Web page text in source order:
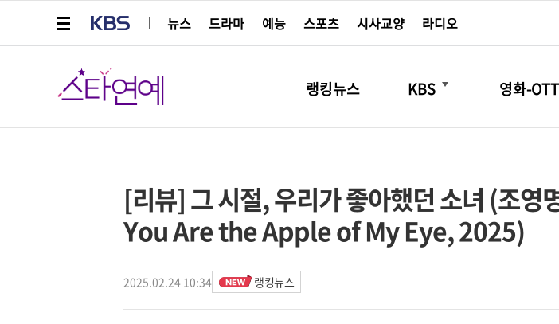
뉴스
드라마 예능 스포츠 시사교양 라디오
스타연예
랭킹뉴스 KBS
더보기
영화-OTT
더보기
[리뷰] 그 시절, 우리가 좋아했던 소녀 (조영
You Are the Apple of My Eye, 2025)
2025.02.24 10:34 랭킹뉴스
페이스북
트위터
네이버
URL복사
글씨 작게보기
글씨 크게보기
해시태그
스타박스